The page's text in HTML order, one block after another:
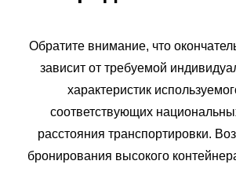
Обратите внимание, что
зависит от требуемой
характеристик
соответствующих
расстояния транспортировки.
бронирования высокого